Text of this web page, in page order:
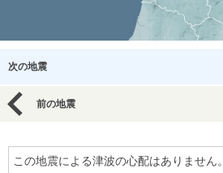
次の地震
前の地震
この地震による津波の心配はありません。